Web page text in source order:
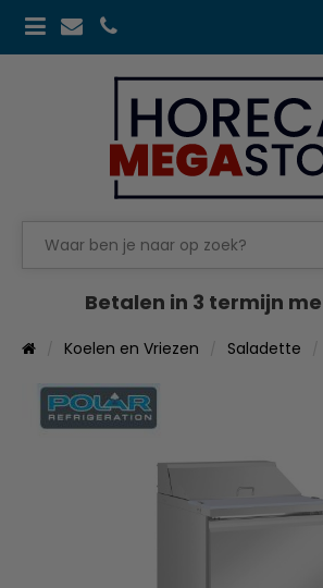
Betalen in 3 termijn
Koelen en Vriezen Saladette